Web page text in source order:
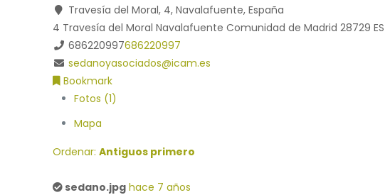
Travesía del Moral, 4, Navalafuente, España
4 Travesía del Moral Navalafuente Comunidad de Madrid 28729 ES
686220997686220997
sedanoyasociados@icam.es
Bookmark
Fotos (1)
Mapa
Ordenar:Antiguos primero
sedano.jpg hace 7 años